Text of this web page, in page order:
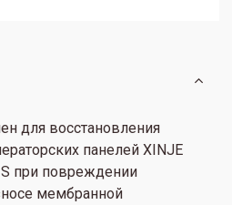
для восстановления
панелей XINJE
при повреждении
мембранной